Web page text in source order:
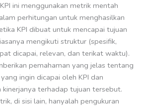
ini menggunakan metrik mentah
perhitungan untuk menghasilkan
KPI dibuat untuk mencapai tujuan
mengikuti struktur (spesifik,
dicapai, relevan, dan terikat waktu).
pemahaman yang jelas tentang
ingin dicapai oleh KPI dan
kinerjanya terhadap tujuan tersebut.
di sisi lain, hanyalah pengukuran